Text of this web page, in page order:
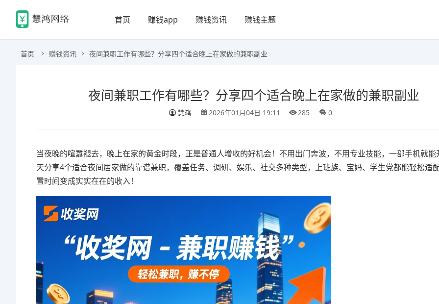
首页 赚钱app 赚钱资讯 赚钱主题
首页 赚钱资讯 夜间兼职工作有哪些？分享四个适合晚上在家做的兼职副业
夜间兼职工作有哪些？分享四个适合晚上在家做的兼职副业
慧鸿 2026年01月04日 19:11 285 0
当夜晚的喧嚣褪去，晚上在家的黄金时段，正是普通人增收的好机会！不用出门奔波，不用专业技能，一部手机就能
天分享4个适合夜间居家做的靠谱兼职，覆盖任务、调研、娱乐、社交多种类型，上班族、宝妈、学生党都能轻松适
置时间变成实实在在的收入！